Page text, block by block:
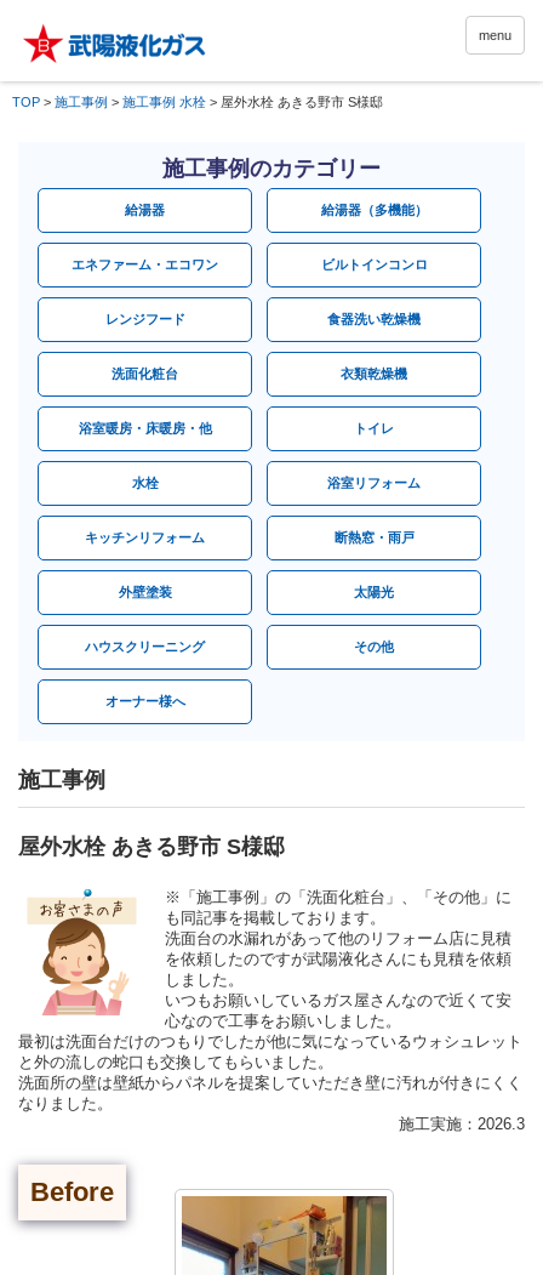
menu
TOP > 施工事例 > 施工事例 水栓 > 屋外水栓 あきる野市 S様邸
施工事例のカテゴリー
給湯器 給湯器（多機能）
エネファーム・エコワン ビルトインコンロ
レンジフード 食器洗い乾燥機
洗面化粧台 衣類乾燥機
浴室暖房・床暖房・他 トイレ
水栓 浴室リフォーム
キッチンリフォーム 断熱窓・雨戸
外壁塗装 太陽光
ハウスクリーニング その他
オーナー様へ
施工事例
屋外水栓 あきる野市 S様邸
※「施工事例」の「洗面化粧台」、「その他」に
も同記事を掲載しております。
洗面台の水漏れがあって他のリフォーム店に見積
を依頼したのですが武陽液化さんにも見積を依頼
しました。
いつもお願いしているガス屋さんなので近くて安
心なので工事をお願いしました。
最初は洗面台だけのつもりでしたが他に気になっているウォシュレット
と外の流しの蛇口も交換してもらいました。
洗面所の壁は壁紙からパネルを提案していただき壁に汚れが付きにくく
なりました。
施工実施：2026.3
Before